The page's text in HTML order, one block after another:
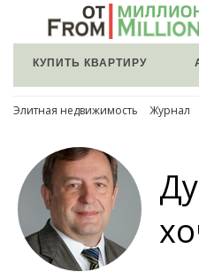
КУПИТЬ КВАРТИРУ
Элитная недвижимость Журнал